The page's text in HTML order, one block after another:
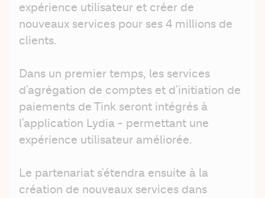
expérience utilisateur et créer de
nouveaux services pour ses 4 millions de
clients.
Dans un premier temps, les services
d'agrégation de comptes et d'initiation de
paiements de Tink seront intégrés à
l'application Lydia - permettant une
expérience utilisateur améliorée.
Le partenariat s'étendra ensuite à la
création de nouveaux services dans